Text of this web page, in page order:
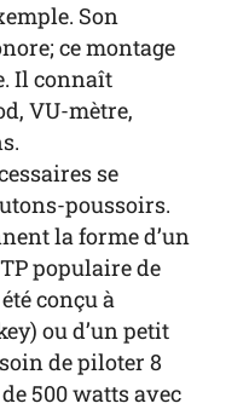
Son
ce montage
Il connaît
VU-mètre,
se
poussoirs.
la forme d’un
populaire de
conçu à
ou d’un petit
de piloter 8
500 watts avec